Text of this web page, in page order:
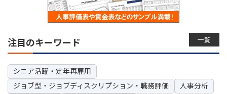
一覧
注目のキーワード
シニア活躍・定年再雇用
ジョブ型・ジョブディスクリプション・職務評価
人事分析